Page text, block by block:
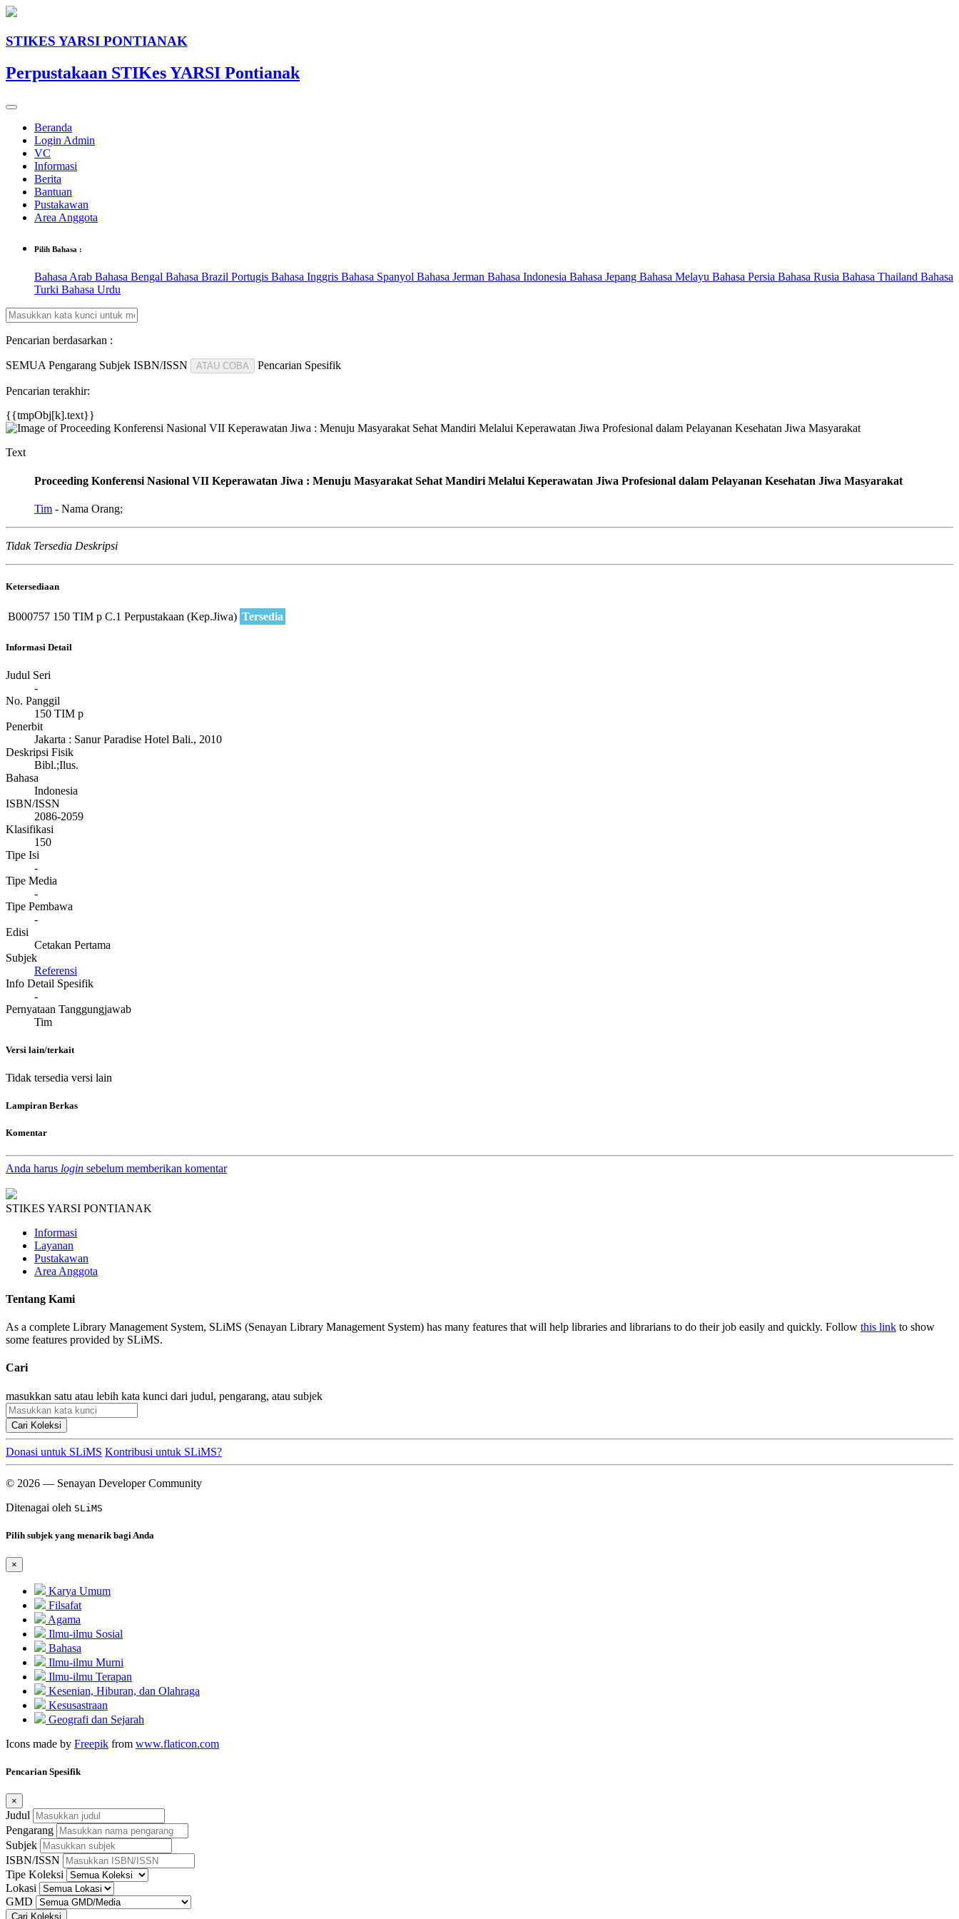
STIKES YARSI PONTIANAK
Perpustakaan STIKes YARSI Pontianak
Beranda
Login Admin
VC
Informasi
Berita
Bantuan
Pustakawan
Area Anggota
Pilih Bahasa :
Bahasa Arab Bahasa Bengal Bahasa Brazil Portugis Bahasa Inggris Bahasa Spanyol Bahasa Jerman Bahasa Indonesia Bahasa Jepang Bahasa Melayu Bahasa Persia Bahasa Rusia Bahasa Thailand Bahasa
Turki Bahasa Urdu
Pencarian berdasarkan :
SEMUA Pengarang Subjek ISBN/ISSN ATAU COBA Pencarian Spesifik
Pencarian terakhir:
{{tmpObj[k].text}}
Text
Proceeding Konferensi Nasional VII Keperawatan Jiwa : Menuju Masyarakat Sehat Mandiri Melalui Keperawatan Jiwa Profesional dalam Pelayanan Kesehatan Jiwa Masyarakat
Tim - Nama Orang;
Tidak Tersedia Deskripsi
Ketersediaan
B000757 150 TIM p C.1 Perpustakaan (Kep.Jiwa) Tersedia
Informasi Detail
Judul Seri
-
No. Panggil
150 TIM p
Penerbit
Jakarta : Sanur Paradise Hotel Bali., 2010
Deskripsi Fisik
Bibl.;Ilus.
Bahasa
Indonesia
ISBN/ISSN
2086-2059
Klasifikasi
150
Tipe Isi
-
Tipe Media
-
Tipe Pembawa
-
Edisi
Cetakan Pertama
Subjek
Referensi
Info Detail Spesifik
-
Pernyataan Tanggungjawab
Tim
Versi lain/terkait
Tidak tersedia versi lain
Lampiran Berkas
Komentar
Anda harus login sebelum memberikan komentar
STIKES YARSI PONTIANAK
Informasi
Layanan
Pustakawan
Area Anggota
Tentang Kami
As a complete Library Management System, SLiMS (Senayan Library Management System) has many features that will help libraries and librarians to do their job easily and quickly. Follow this link to show
some features provided by SLiMS.
Cari
masukkan satu atau lebih kata kunci dari judul, pengarang, atau subjek
Cari Koleksi
Donasi untuk SLiMS Kontribusi untuk SLiMS?
© 2026 — Senayan Developer Community
Ditenagai oleh SLiMS
Pilih subjek yang menarik bagi Anda
×
Karya Umum
Filsafat
Agama
Ilmu-ilmu Sosial
Bahasa
Ilmu-ilmu Murni
Ilmu-ilmu Terapan
Kesenian, Hiburan, dan Olahraga
Kesusastraan
Geografi dan Sejarah
Icons made by Freepik from www.flaticon.com
Pencarian Spesifik
×
Judul
Pengarang
Subjek
ISBN/ISSN
Tipe Koleksi
Lokasi
GMD
Cari Koleksi